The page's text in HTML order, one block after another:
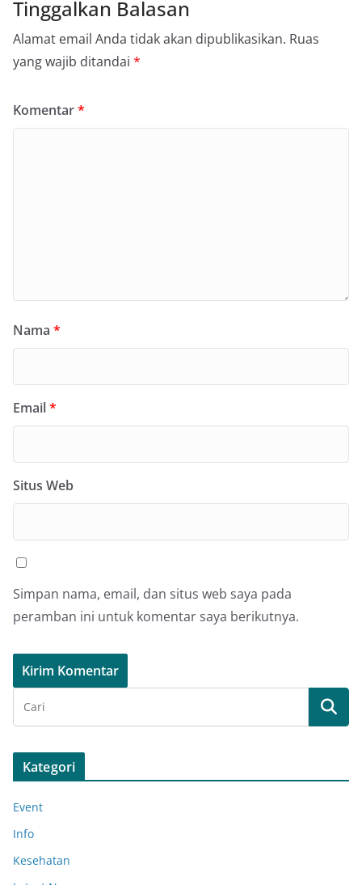
Tinggalkan Balasan
Alamat email Anda tidak akan dipublikasikan. Ruas
yang wajib ditandai *
Komentar*
Nama *
Email*
Situs Web
Simpan nama, email, dan situs web saya pada
peramban ini untuk komentar saya berikutnya.
Kategori
Event
Info
Kesehatan